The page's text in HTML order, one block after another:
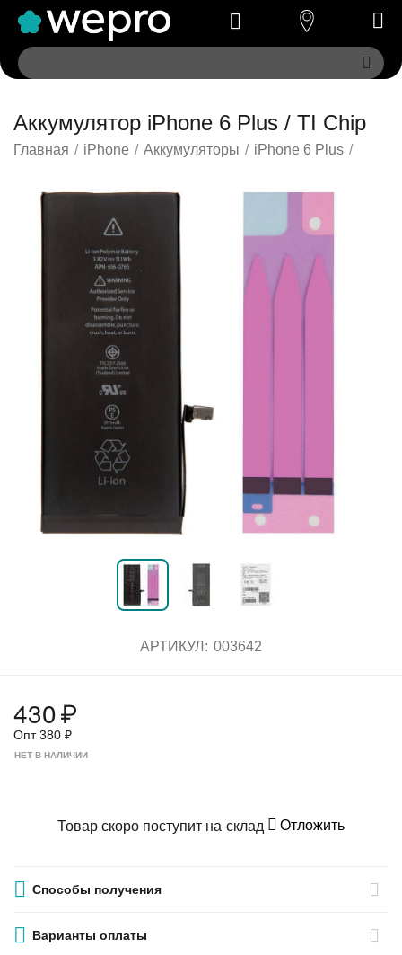
Аккумулятор iPhone 6 Plus / TI Chip
Главная / iPhone / Аккумуляторы / iPhone 6 Plus /
АРТИКУЛ: 003642
430₽
Опт380 ₽
НЕТ В НАЛИЧИИ
Товар скоро поступит на склад Отложить
Способы получения
Варианты оплаты